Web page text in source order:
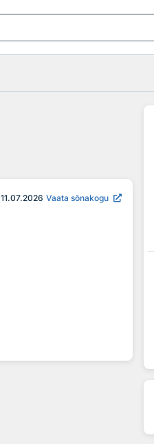
11.07.2026 Vaata sõnakogu